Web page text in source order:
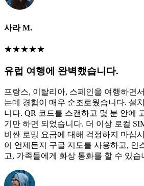
사라 M.
★★★★★
유럽 여행에 완벽했습니다.
프랑스, 이탈리아, 스페인을 여행하면
는데 경험이 매우 순조로웠습니다. 설
니다. QR 코드를 스캔하고 몇 분 안에
기만 하면 되었습니다. 더 이상 로컬
비싼 로밍 요금에 대해 걱정하지 마십
이 언제든지 구글 지도를 사용하고, 인
고, 가족들에게 화상 통화를 할 수 있